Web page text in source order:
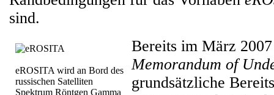
sind.
eROSITA wird an Bord des
russischen Satelliten
Spektrum Röntgen Gamma
Bereits im März
Memorandum of
grundsätzliche